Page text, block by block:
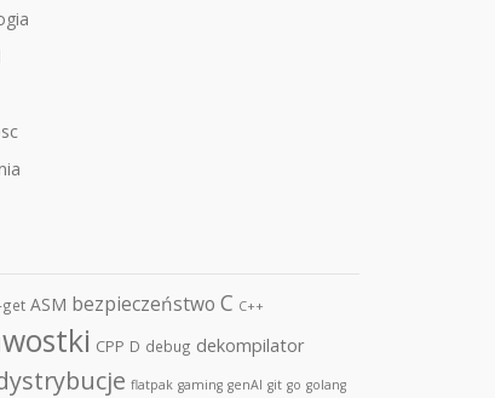
ASM bezpieczeństwo C C++
CPP D debug dekompilator
flatpak gaming genAI git go golang